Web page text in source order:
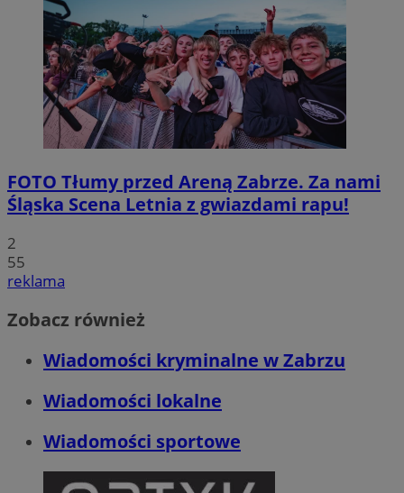
FOTO Tłumy przed Areną Zabrze. Za nami
Śląska Scena Letnia z gwiazdami rapu!
2
55
reklama
Zobacz również
Wiadomości kryminalne w Zabrzu
Wiadomości lokalne
Wiadomości sportowe